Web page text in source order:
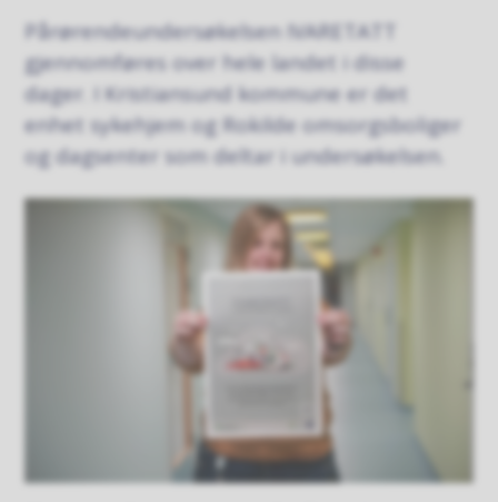
Pårørendeundersøkelsen IVARETATT
gjennomføres over hele landet i disse
dager. I Kristiansund kommune er det
enhet sykehjem og Rokilde omsorgsboliger
og dagsenter som deltar i undersøkelsen.